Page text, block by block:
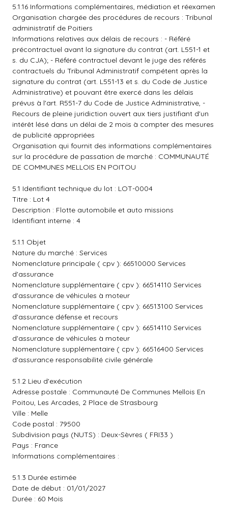
5.1.16 Informations complémentaires, médiation et réexamen
Organisation chargée des procédures de recours : Tribunal
administratif de Poitiers
Informations relatives aux délais de recours : - Référé
précontractuel avant la signature du contrat (art. L551-1 et
s. du CJA); - Référé contractuel devant le juge des référés
contractuels du Tribunal Administratif compétent après la
signature du contrat (art. L551-13 et s. du Code de Justice
Administrative) et pouvant être exercé dans les délais
prévus à l'art. R551-7 du Code de Justice Administrative, -
Recours de pleine juridiction ouvert aux tiers justifiant d'un
intérêt lésé dans un délai de 2 mois à compter des mesures
de publicité appropriées
Organisation qui fournit des informations complémentaires
sur la procédure de passation de marché : COMMUNAUTÉ
DE COMMUNES MELLOIS EN POITOU
5.1 Identifiant technique du lot : LOT-0004
Titre : Lot 4
Description : Flotte automobile et auto missions
Identifiant interne : 4
5.1.1 Objet
Nature du marché : Services
Nomenclature principale ( cpv ): 66510000 Services
d'assurance
Nomenclature supplémentaire ( cpv ): 66514110 Services
d'assurance de véhicules à moteur
Nomenclature supplémentaire ( cpv ): 66513100 Services
d'assurance défense et recours
Nomenclature supplémentaire ( cpv ): 66514110 Services
d'assurance de véhicules à moteur
Nomenclature supplémentaire ( cpv ): 66516400 Services
d'assurance responsabilité civile générale
5.1.2 Lieu d'exécution
Adresse postale : Communauté De Communes Mellois En
Poitou, Les Arcades, 2 Place de Strasbourg
Ville : Melle
Code postal : 79500
Subdivision pays (NUTS) : Deux-Sèvres ( FRI33 )
Pays : France
Informations complémentaires :
5.1.3 Durée estimée
Date de début : 01/01/2027
Durée : 60 Mois